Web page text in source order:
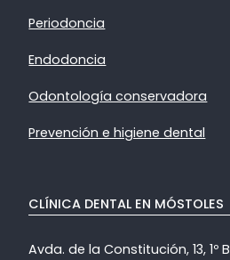
Periodoncia
Endodoncia
Odontología conservadora
Prevención e higiene dental
CLÍNICA DENTAL EN MÓSTOLES
Avda. de la Constitución, 13, 1º B